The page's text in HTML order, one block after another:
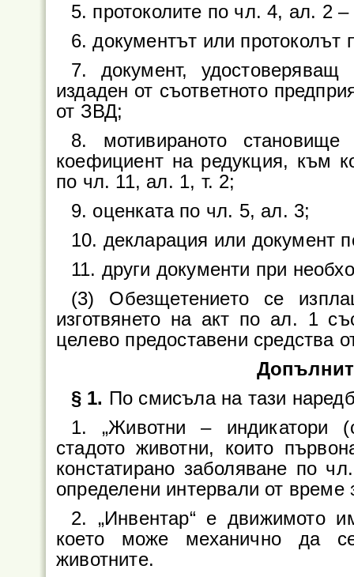
5. протоколите по чл. 4, ал. 2 –
6. документът или
7. документ, удостоверяващ
издаден от съответното
от ЗВД;
8. мотивираното
коефициент на редукция, към
по чл. 11, ал. 1, т. 2;
9. оценката по чл. 5, ал. 3;
10. декларация или документ
11. други документи при
(3) Обезщетението се
изготвянето на акт по ал. 1
целево предоставени средства
§ 1. По смисъла на тази
1. „Животни – индикатори
стадото животни, които
констатирано заболяване по
определени интервали от време
2. „Инвентар“ е движимото
което може механично да
животните.